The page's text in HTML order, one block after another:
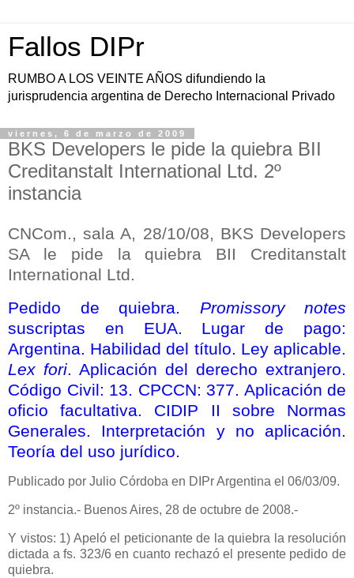
Fallos DIPr
RUMBO A LOS VEINTE AÑOS difundiendo la
jurisprudencia argentina de Derecho Internacional Privado
viernes, 6 de marzo de 2009
BKS Developers le pide la quiebra BII
Creditanstalt International Ltd. 2º
instancia
CNCom., sala A, 28/10/08, BKS Developers
SA le pide la quiebra BII Creditanstalt
International Ltd.
Pedido de quiebra. Promissory notes
suscriptas en EUA. Lugar de pago:
Argentina. Habilidad del título. Ley aplicable.
Lex fori . Aplicación del derecho extranjero.
Código Civil: 13. CPCCN: 377. Aplicación de
oficio facultativa. CIDIP II sobre Normas
Generales. Interpretación y no aplicación.
Teoría del uso jurídico.
Publicado por Julio Córdoba en DIPr Argentina el 06/03/09.
2º instancia.- Buenos Aires, 28 de octubre de 2008.-
Y vistos: 1) Apeló el peticionante de la quiebra la resolución
dictada a fs. 323/6 en cuanto rechazó el presente pedido de
quiebra.